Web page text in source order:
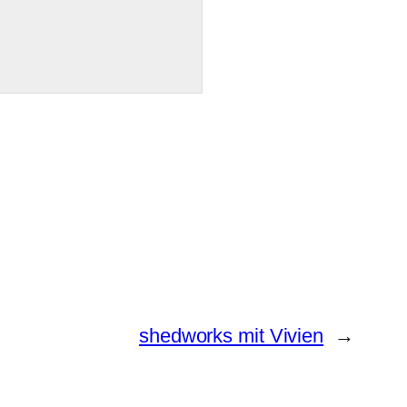
shedworks mit Vivien →